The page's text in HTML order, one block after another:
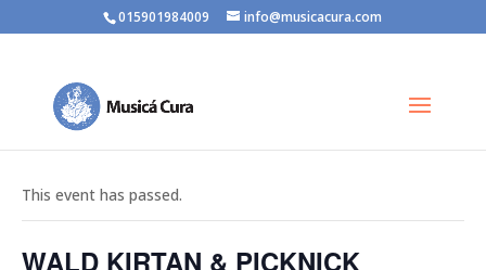
015901984009 info@musicacura.com
This event has passed.
WALD KIRTAN & PICKNICK